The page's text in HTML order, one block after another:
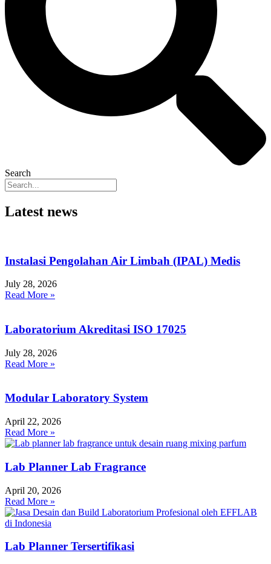
Search
Latest news
Instalasi Pengolahan Air Limbah (IPAL) Medis
July 28, 2026
Read More »
Laboratorium Akreditasi ISO 17025
July 28, 2026
Read More »
Modular Laboratory System
April 22, 2026
Read More »
Lab Planner Lab Fragrance
April 20, 2026
Read More »
Lab Planner Tersertifikasi